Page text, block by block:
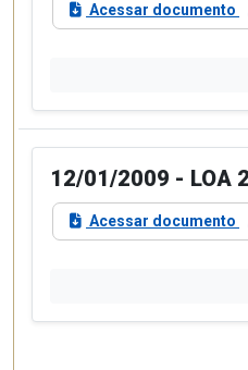
Acessar documento
12/01/2009 - LOA
Acessar documento